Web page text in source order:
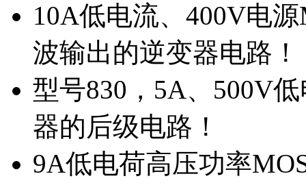
10A低电流、400V电
波输出的逆变器电路！
型号830，5A、500V
器的后级电路！
9A低电荷高压功率